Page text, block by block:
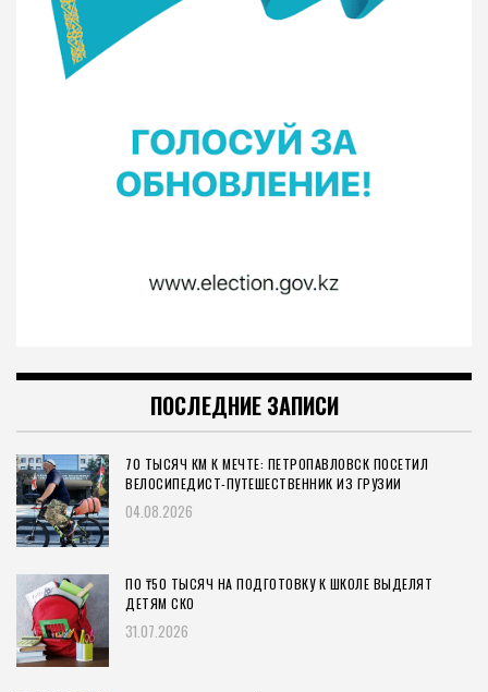
ПОСЛЕДНИЕ ЗАПИСИ
70 ТЫСЯЧ КМ К МЕЧТЕ: ПЕТРОПАВЛОВСК ПОСЕТИЛ
ВЕЛОСИПЕДИСТ-ПУТЕШЕСТВЕННИК ИЗ ГРУЗИИ
04.08.2026
ПО ₸50 ТЫСЯЧ НА ПОДГОТОВКУ К ШКОЛЕ ВЫДЕЛЯТ
ДЕТЯМ СКО
31.07.2026